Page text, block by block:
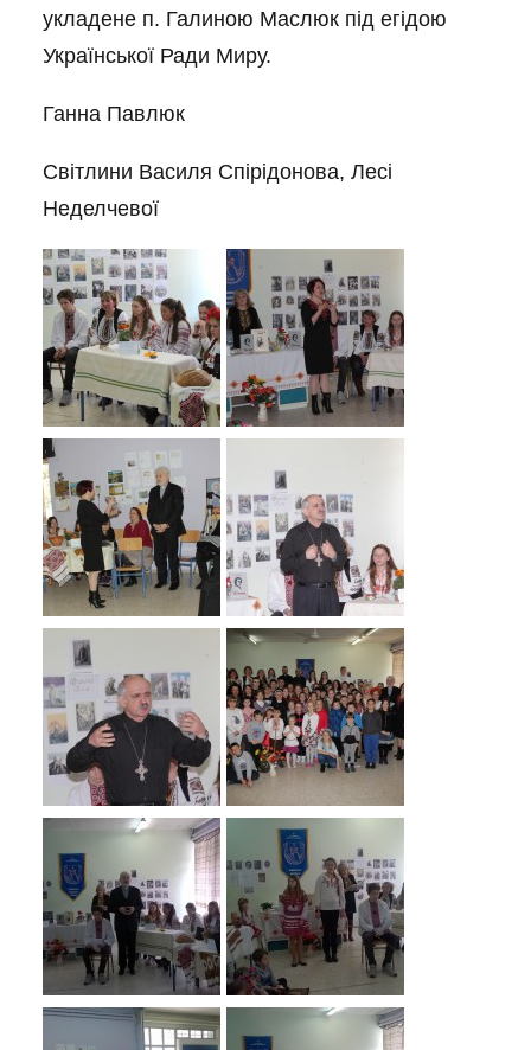
укладене п. Галиною Маслюк під егідою
Української Ради Миру.
Ганна Павлюк
Світлини Василя Спірідонова, Лесі
Неделчевої